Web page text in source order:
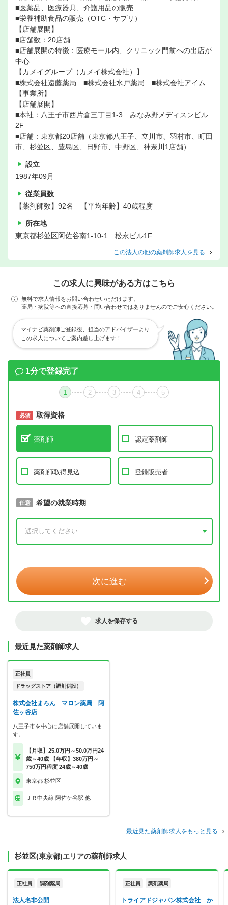
■医薬品、医療器具、介護用品の販売
■栄養補助食品の販売（OTC・サプリ）
【店舗展開】
■店舗数：20店舗
■店舗展開の特徴：医療モール内、クリニック門前への出店が
中心
【カメイグループ（カメイ株式会社）】
■株式会社遠藤薬局 ■株式会社水戸薬局 ■株式会社アイム
【事業所】
【店舗展開】
■本社：八王子市西片倉三丁目1-3 みなみ野メディスンビル
2F
■店舗：東京都20店舗（東京都八王子、立川市、羽村市、町田
市、杉並区、豊島区、日野市、中野区、神奈川1店舗）
設立
1987年09月
従業員数
【薬剤師数】92名 【平均年齢】40歳程度
所在地
東京都杉並区阿佐谷南1-10-1 松永ビル1F
この法人の他の薬剤師求人を見る
この求人に興味がある方はこちら
無料で求人情報をお問い合わせいただけます。
薬局・病院等への直接応募・問い合わせではありませんのでご安心ください。
マイナビ薬剤師ご登録後、担当のアドバイザーより
この求人についてご案内差し上げます！
1分で登録完了
1 2 3 4 5
必須 取得資格
薬剤師 認定薬剤師
薬剤師取得見込 登録販売者
必須 取得予定年
任意 希望の就業時期
次に進む
求人を保存する
最近見た薬剤師求人
正社員
ドラッグストア（調剤併設）
株式会社まろん マロン薬局 阿
佐ヶ谷店
八王子市を中心に店舗展開していま
す。
【月収】25.0万円～50.0万円24
歳～40歳 【年収】380万円～
750万円程度 24歳～40歳
東京都 杉並区
ＪＲ中央線 阿佐ケ谷駅 他
最近見た薬剤師求人をもっと見る
杉並区(東京都)エリアの薬剤師求人
正社員 調剤薬局
法人名非公開
正社員 調剤薬局
トライアドジャパン株式会社 か